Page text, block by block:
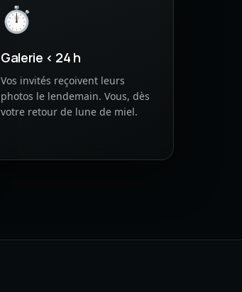
⏱
Galerie < 24 h
Vos invités reçoivent leurs
photos le lendemain. Vous, dès
votre retour de lune de miel.